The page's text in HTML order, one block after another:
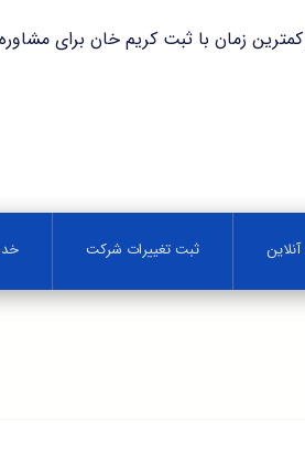
کریم خان برای مشاوره با شماره ۸۷۱۴۶ تماس
ثبت تغییرات شرکت